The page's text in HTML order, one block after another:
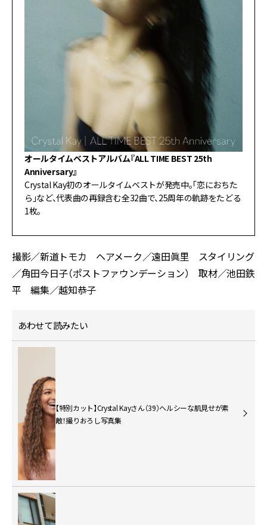
オールタイムベストアルバム『ALL TIME BEST 25th
Anniversary』
Crystal Kay初のオールタイムベストが発売中。「恋におちた
ら」など、代表曲の再録含む全32曲で、25周年の軌跡をたどる
1枚。
撮影／新道トモカ ヘアメーク／遠田眞里 スタイリング
／角田今日子（ポストファウンデーション） 取材／池田鉄
平 編集／越知恭子
あわせて読みたい
【特別カット】Crystal Kayさん（39）ヘルシーな肌見せが素
敵！撮りおろし写真集